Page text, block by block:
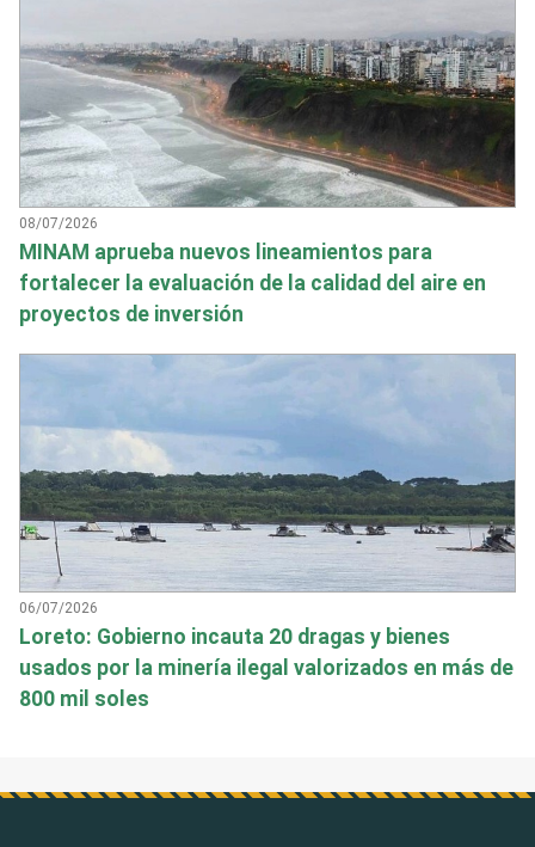
08/07/2026
MINAM aprueba nuevos lineamientos para
fortalecer la evaluación de la calidad del aire en
proyectos de inversión
06/07/2026
Loreto: Gobierno incauta 20 dragas y bienes
usados por la minería ilegal valorizados en más de
800 mil soles